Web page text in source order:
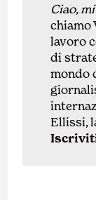
Ciao,
chiamo
lavoro
di
mondo
Ellissi,